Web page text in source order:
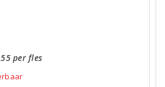
per fles